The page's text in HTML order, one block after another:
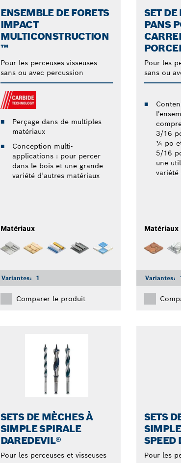
ENSEMBLE DE FORETS
IMPACT
MULTICONSTRUCTION
™
Pour les perceuses-visseuses
sans ou avec percussion
Perçage dans de multiples
matériaux
Conception multi-
applications : pour percer
dans le bois et une grande
variété d’autres matériaux
Matériaux
Variantes: 1
Comparer le produit
SET DE
PANS
Pour les
sans ou
3/16
¼ po
5/16
une
variété
Matériaux
Variantes:
SETS DE MÈCHES À
SIMPLE SPIRALE
DAREDEVIL®
Pour les perceuses et visseuses
SETS
SPEED
Pour les